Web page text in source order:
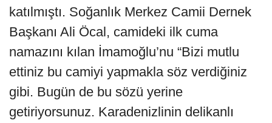
katılmıştı. Soğanlık Merkez Camii Dernek
Başkanı Ali Öcal, camideki ilk cuma
namazını kılan İmamoğlu’nu “Bizi mutlu
ettiniz bu camiyi yapmakla söz verdiğiniz
gibi. Bugün de bu sözü yerine
getiriyorsunuz. Karadenizlinin delikanlı